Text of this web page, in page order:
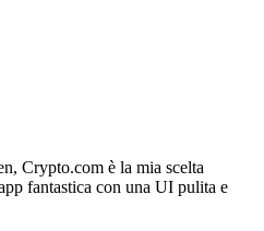
Crypto.com è la mia scelta
fantastica con una UI pulita e